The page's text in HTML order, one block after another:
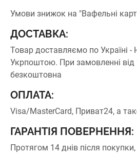
Умови знижок на "Вафельні
ДОСТАВКА:
Товар доставляємо по Україні
Укрпоштою. При замовленні
безкоштовна
ОПЛАТА:
Visa/MasterCard, Приват24, а
ГАРАНТІЯ ПОВЕРНЕННЯ:
Протягом 14 днів після